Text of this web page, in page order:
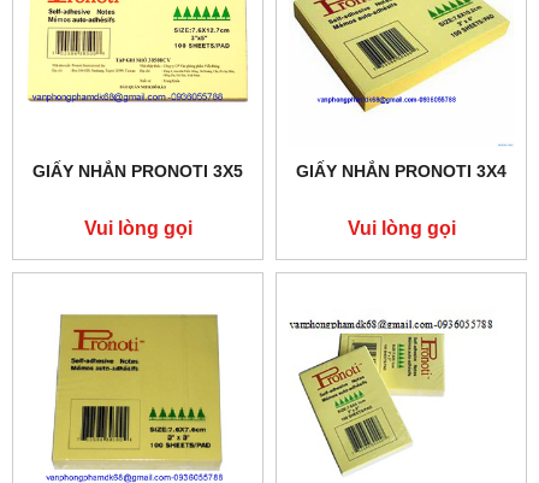
GIẤY NHẮN PRONOTI 3X5
Vui lòng gọi
GIẤY NHẮN PRONOTI 3X4
Vui lòng gọi